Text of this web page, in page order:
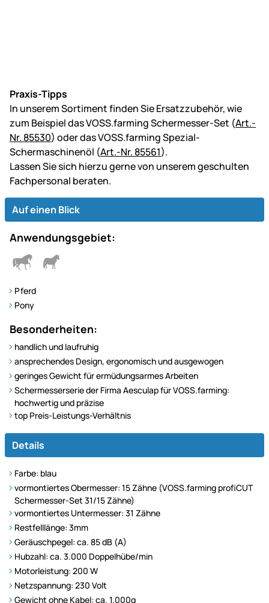
Praxis-Tipps
In unserem Sortiment finden Sie Ersatzzubehör, wie
zum Beispiel das VOSS.farming Schermesser-Set (Art.-
Nr. 85530) oder das VOSS.farming Spezial-
Schermaschinenöl (Art.-Nr. 85561).
Lassen Sie sich hierzu gerne von unserem geschulten
Fachpersonal beraten.
Auf einen Blick
Anwendungsgebiet:
Pferd
Pony
Besonderheiten:
handlich und laufruhig
ansprechendes Design, ergonomisch und ausgewogen
geringes Gewicht für ermüdungsarmes Arbeiten
Schermesserserie der Firma Aesculap für VOSS.farming:
hochwertig und präzise
top Preis-Leistungs-Verhältnis
Details
Farbe: blau
vormontiertes Obermesser: 15 Zähne (VOSS.farming profiCUT
Schermesser-Set 31/15 Zähne)
vormontiertes Untermesser: 31 Zähne
Restfelllänge: 3mm
Geräuschpegel: ca. 85 dB (A)
Hubzahl: ca. 3.000 Doppelhübe/min
Motorleistung: 200 W
Netzspannung: 230 Volt
Gewicht ohne Kabel: ca. 1.000g